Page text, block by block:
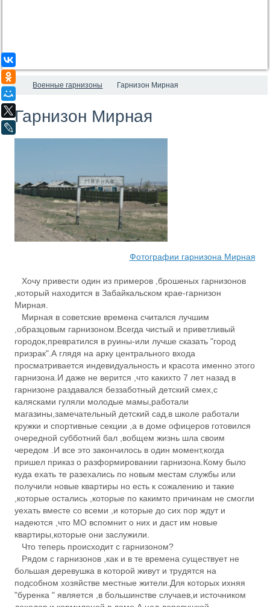
X
LiveJournal
Военные гарнизоны Гарнизон Мирная
Гарнизон Мирная
Фотографии гарнизона Мирная
Хочу привести один из примеров ,брошеных гарнизонов
,который находится в Забайкальском крае-гарнизон
Мирная.
Мирная в советские времена считался лучшим
,образцовым гарнизоном.Всегда чистый и приветливый
городок,превратился в руины-или лучше сказать "город
призрак".А глядя на арку центрального входа
просматривается индевидуальность и красота именно этого
гарнизона.И даже не верится ,что какихто 7 лет назад в
гарнизоне раздавался беззаботный детский смех,с
калясками гуляли молодые мамы,работали
магазины,замечательный детский сад,в школе работали
кружки и спортивные секции ,а в доме офицеров готовился
очередной субботний бал ,вобщем жизнь шла своим
чередом .И все это закончилось в один момент,когда
пришел приказ о разформировании гарнизона.Кому было
куда ехать те разехались по новым местам службы или
получили новые квартиры но есть к сожалению и такие
,которые остались ,которые по какимто причинам не смогли
уехать вместе со всеми ,и которые до сих пор ждут и
надеются ,что МО вспомнит о них и даст им новые
квартиры,которые они заслужили.
Что теперь происходит с гарнизоном?
Рядом с гарнизонов ,как и в те времена существует не
большая деревушка в которой живут и трудятся на
подсобном хозяйстве местные жители.Для которых ихняя
"буренка " является ,в большинстве случаев,и источником